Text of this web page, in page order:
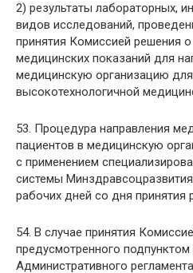
2) результаты лабораторных,
видов исследований,
принятия Комиссией решения о
медицинских показаний для
медицинскую организацию
высокотехнологичной
53. Процедура направления
пациентов в медицинскую
с применением
системы
рабочих дней со дня принятия
54. В случае принятия
предусмотренного подпунктом
Административного